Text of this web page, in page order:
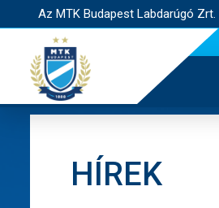
Az MTK Budapest Labdarúgó
HÍREK